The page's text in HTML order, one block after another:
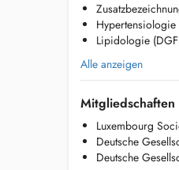
More information:
Extensive clinical
Mülheim. For
Secretariat: +352
Un centre médical
Hypertensiologie
Lipidologie
Alle anzeigen
Mitgliedschaften
Luxembourg
Deutsche
Deutsche